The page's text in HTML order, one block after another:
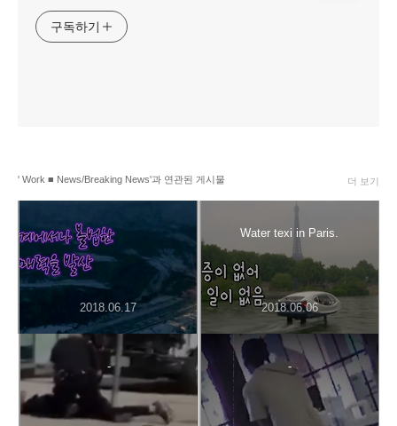
구독하기
' Work ■ News/Breaking News'과 연관된 게시물
.
2018.06.17
Water texi in Paris.
2018.06.06
- -
더 보기